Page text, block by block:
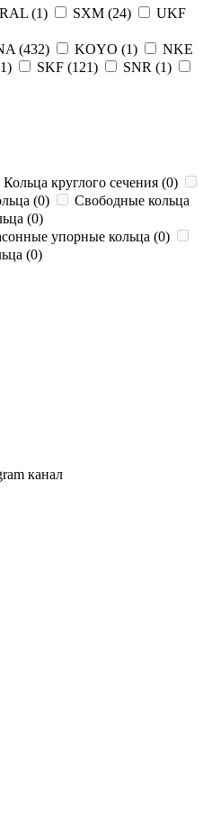
(1) SXM (24)
UKF
(432) KOYO (1)
NKE
) SKF (121) SNR (1)
Кольца круглого сечения (0)
(0)
Свободные кольца
(0)
упорные кольца (0)
(0)
канал